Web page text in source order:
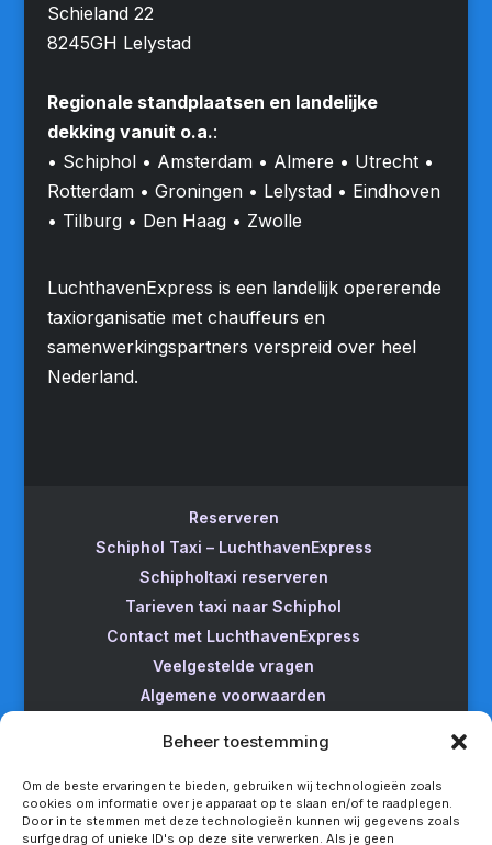
Beheer toestemming
Om de beste ervaringen te bieden, gebruiken wij technologieën zoals
cookies om informatie over je apparaat op te slaan en/of te raadplegen.
Door in te stemmen met deze technologieën kunnen wij gegevens zoals
surfgedrag of unieke ID's op deze site verwerken. Als je geen
Schieland 22
8245GH Lelystad
Regionale standplaatsen en landelijke
dekking vanuit o.a.:
• Schiphol • Amsterdam • Almere • Utrecht •
Rotterdam • Groningen • Lelystad • Eindhoven
• Tilburg • Den Haag • Zwolle
LuchthavenExpress is een landelijk opererende
taxiorganisatie met chauffeurs en
samenwerkingspartners verspreid over heel
Nederland.
Reserveren
Schiphol Taxi – LuchthavenExpress
Schipholtaxi reserveren
Tarieven taxi naar Schiphol
Contact met LuchthavenExpress
Veelgestelde vragen
Algemene voorwaarden
Taxi van Almere naar Schiphol
Taxi Amsterdam naar Schiphol